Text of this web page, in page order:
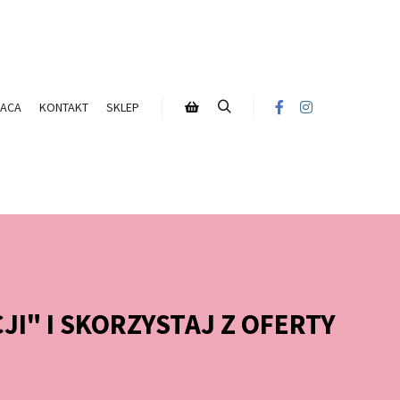
KONTAKT SKLEP
I SKORZYSTAJ Z OFERTY